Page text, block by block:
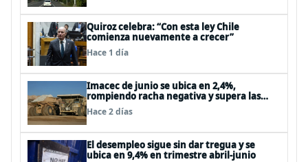
Quiroz celebra: “Con esta ley Chile
comienza nuevamente a crecer”
Hace 1 día
Imacec de junio se ubica en 2,4%,
rompiendo racha negativa y supera las
expectativas
Hace 2 días
El desempleo sigue sin dar tregua y se
ubica en 9,4% en trimestre abril-junio